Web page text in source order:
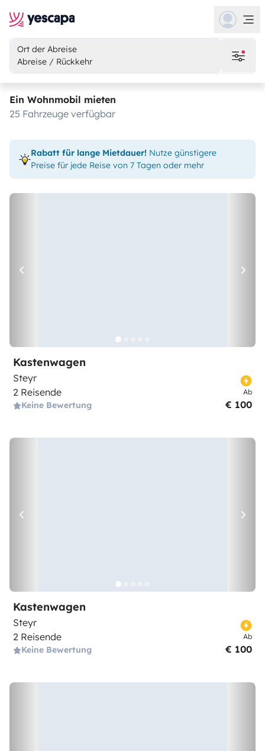
Ort der Abreise
Abreise / Rückkehr
Ein Wohnmobil mieten
25 Fahrzeuge verfügbar
Rabatt für lange Mietdauer! Nutze günstigere
Preise für jede Reise von 7 Tagen oder mehr
Kastenwagen
Steyr
2 Reisende
Keine Bewertung
Ab
€ 100
Kastenwagen
Steyr
2 Reisende
Keine Bewertung
Ab
€ 100